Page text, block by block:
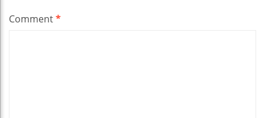
Comment*